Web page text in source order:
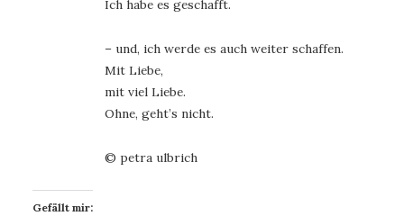
Ich habe es geschafft.
– und, ich werde es auch weiter schaffen.
Mit Liebe,
mit viel Liebe.
Ohne, geht’s nicht.
© petra ulbrich
Gefällt mir: